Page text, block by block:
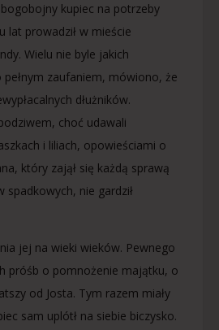
bogobojny kupiec na potrzeby
lat prowadził w mieście
Wielu nie byle jakich
pełnym zaufaniem, mówiono, że
dłużników.
choć udawali
i liliach, opowieściami o
który zajął się każdą sprawą
spadkowych, nie gardził
jej na wieki wieków. Pewnego
próśb o pomnożenie majątku, o
od Josta. Tym razem miały
sam uplótł na siebie biczysko.